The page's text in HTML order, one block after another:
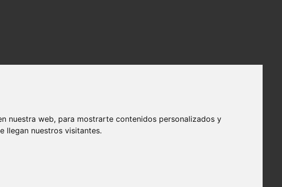
nuestra web, para mostrarte contenidos personalizados y
llegan nuestros visitantes.